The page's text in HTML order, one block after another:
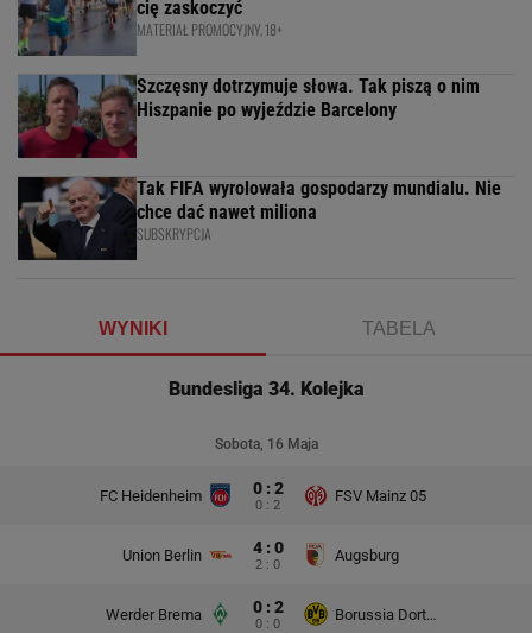
cię zaskoczyć
MATERIAŁ PROMOCYJNY, 18+
Szczęsny dotrzymuje słowa. Tak piszą o nim
Hiszpanie po wyjeździe Barcelony
Tak FIFA wyrolowała gospodarzy mundialu. Nie
chce dać nawet miliona
SUBSKRYPCJA
WYNIKI TABELA
Bundesliga 34. Kolejka
Sobota, 16 Maja
FC Heidenheim 0 : 2
0 : 2
FSV Mainz 05
Union Berlin 4 : 0
2 : 0
Augsburg
Werder Brema 0 : 2
0 : 0
Borussia Dortmund